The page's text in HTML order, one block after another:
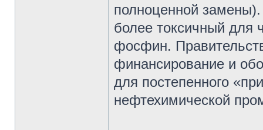
полноценной
более токсичный для
фосфин.
финансирование и
для постепенного
нефтехимической